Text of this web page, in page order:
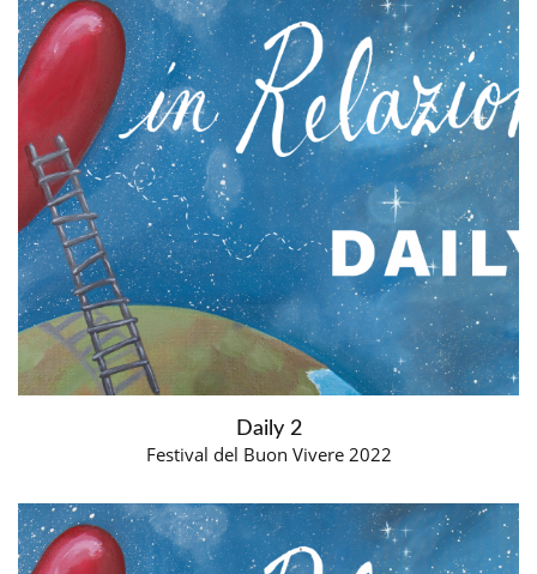
Daily 2
Festival del Buon Vivere 2022